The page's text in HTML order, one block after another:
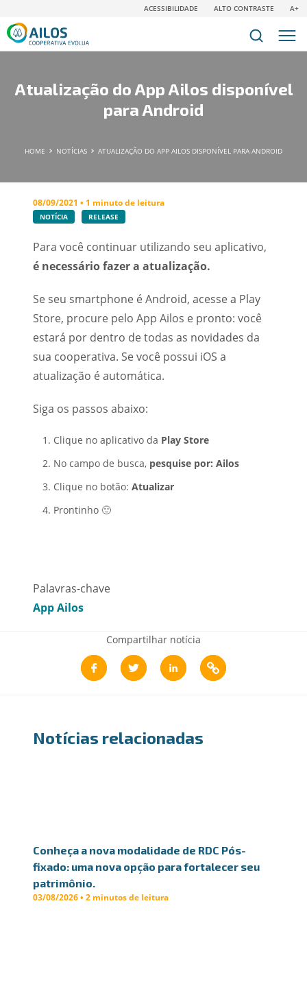
ACESSIBILIDADE ALTO CONTRASTE A+
Atualização do App Ailos disponível
para Android
HOME NOTÍCIAS ATUALIZAÇÃO DO APP AILOS DISPONÍVEL PARA ANDROID
08/09/2021 • 1 minuto de leitura
NOTÍCIA RELEASE
Para você continuar utilizando seu aplicativo,
é necessário fazer a atualização.
Se seu smartphone é Android, acesse a Play
Store, procure pelo App Ailos e pronto: você
estará por dentro de todas as novidades da
sua cooperativa. Se você possui iOS a
atualização é automática.
Siga os passos abaixo:
Clique no aplicativo da Play Store
No campo de busca, pesquise por: Ailos
Clique no botão: Atualizar
Prontinho 🙂
Palavras-chave
App Ailos
Compartilhar notícia
Notícias relacionadas
Conheça a nova modalidade de RDC Pós-
fixado: uma nova opção para fortalecer seu
patrimônio.
03/08/2026 • 2 minutos de leitura